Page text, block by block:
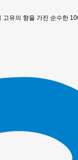
유의 향을 가진 순수한